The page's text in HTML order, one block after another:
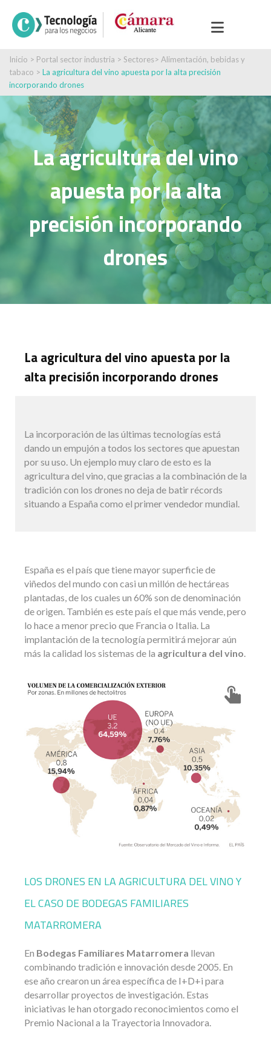
Inicio > Portal sector industria > Sectores> Alimentación, bebidas y
tabaco > La agricultura del vino apuesta por la alta precisión
incorporando drones
La agricultura del vino
apuesta por la alta
precisión incorporando
drones
La agricultura del vino apuesta por la
alta precisión incorporando drones
La incorporación de las últimas tecnologías está
dando un empujón a todos los sectores que apuestan
por su uso. Un ejemplo muy claro de esto es la
agricultura del vino, que gracias a la combinación de la
tradición con los drones no deja de batir récords
situando a España como el primer vendedor mundial.
España es el país que tiene mayor superficie de
viñedos del mundo con casi un millón de hectáreas
plantadas, de los cuales un 60% son de denominación
de origen. También es este país el que más vende, pero
lo hace a menor precio que Francia o Italia. La
implantación de la tecnología permitirá mejorar aún
más la calidad los sistemas de la agricultura del vino.
LOS DRONES EN LA AGRICULTURA DEL VINO Y
EL CASO DE BODEGAS FAMILIARES
MATARROMERA
En Bodegas Familiares Matarromera llevan
combinando tradición e innovación desde 2005. En
ese año crearon un área específica de I+D+i para
desarrollar proyectos de investigación. Estas
iniciativas le han otorgado reconocimientos como el
Premio Nacional a la Trayectoria Innovadora.